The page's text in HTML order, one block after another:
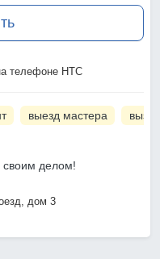
телефоне HTC
выезд мастера
делом!
дом 3